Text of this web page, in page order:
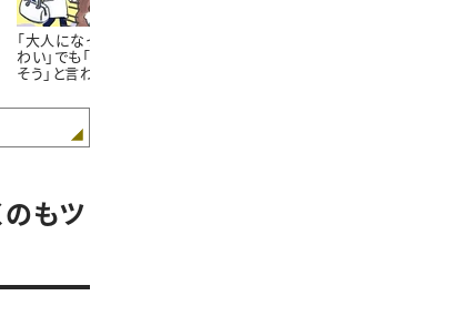
「大人になっても母がこ
わい」でも「一緒に暮ら
そう」と言われて……＃
もツ